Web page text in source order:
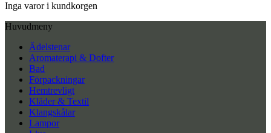
Inga varor i kundkorgen
Huvudmeny
Ädelstenar
Aromaterapi & Dofter
Bad
Förpackningar
Hemtrevligt
Kläder & Textil
Klangskålar
Lampor